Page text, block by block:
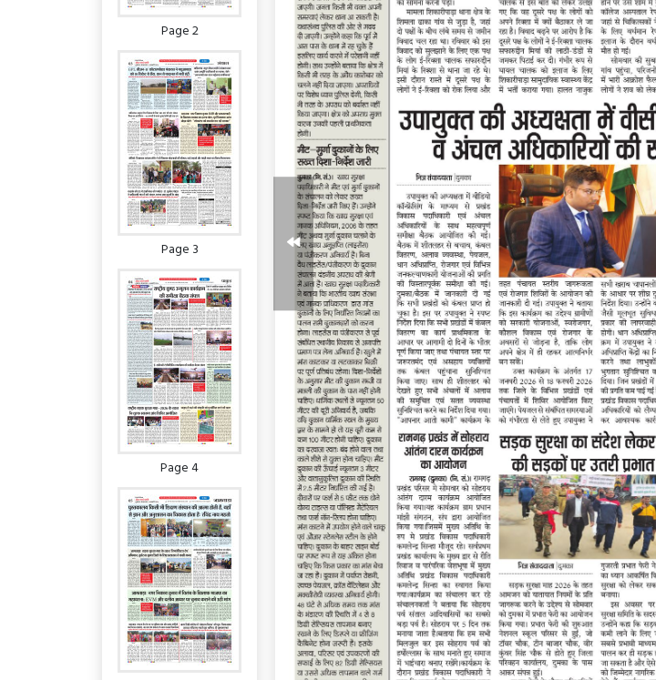
Page 2
Page 3
Page 4